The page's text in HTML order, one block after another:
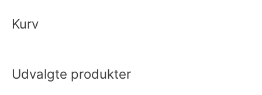
Kurv
Udvalgte produkter